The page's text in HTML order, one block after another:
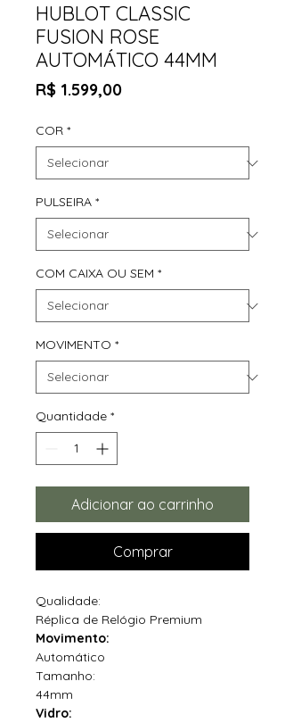
HUBLOT CLASSIC
FUSION ROSE
AUTOMÁTICO 44MM
R$ 1.599,00Preço
COR *
PULSEIRA *
COM CAIXA OU SEM *
MOVIMENTO *
Quantidade *
Adicionar ao carrinho
Comprar
Qualidade:
Réplica de Relógio Premium
Movimento:
Automático
Tamanho:
44mm
Vidro: